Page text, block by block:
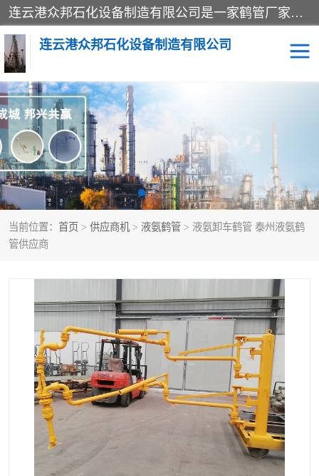
连云港众邦石化设备制造有限公司是一家鹤管厂家主营：鹤管、装车鹤管等，是致力于石油、石化等流体装卸设备(主要产品如鹤管、输油臂、脱缆钩等)的咨询、设计、制造、检测、安装指导、系统调试、维修维护等业务的公司。
连云港众邦石化设备制造有限公司
当前位置： 首页 > 供应商机 > 液氨鹤管 > 液氨卸车鹤管 泰州液氨鹤
管供应商
鹤管 顶部装卸鹤管
底部装卸鹤管 LNG低温鹤管
液氨鹤管 液化气鹤管
鹤管配件 活动梯栈台
撬装系统设备 装车鹤管